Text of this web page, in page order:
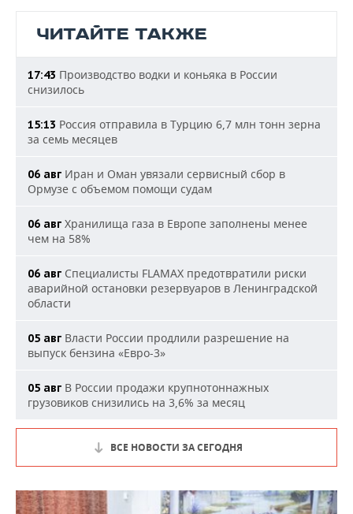
ЧИТАЙТЕ ТАКЖЕ
17:43 Производство водки и коньяка в России
снизилось
15:13 Россия отправила в Турцию 6,7 млн тонн зерна
за семь месяцев
06 авг Иран и Оман увязали сервисный сбор в
Ормузе с объемом помощи судам
06 авг Хранилища газа в Европе заполнены менее
чем на 58%
06 авг Специалисты FLAMAX предотвратили риски
аварийной остановки резервуаров в Ленинградской
области
05 авг Власти России продлили разрешение на
выпуск бензина «Евро-3»
05 авг В России продажи крупнотоннажных
грузовиков снизились на 3,6% за месяц
ВСЕ НОВОСТИ ЗА СЕГОДНЯ